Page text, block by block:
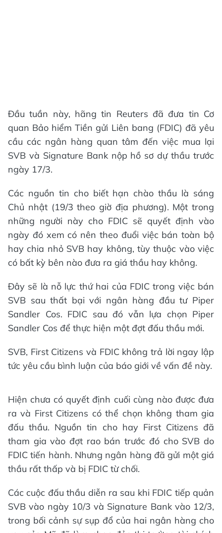
Đầu tuần này, hãng tin Reuters đã đưa tin Cơ
quan Bảo hiểm Tiền gửi Liên bang (FDIC) đã yêu
cầu các ngân hàng quan tâm đến việc mua lại
SVB và Signature Bank nộp hồ sơ dự thầu trước
ngày 17/3.
Các nguồn tin cho biết hạn chào thầu là sáng
Chủ nhật (19/3 theo giờ địa phương). Một trong
những người này cho FDIC sẽ quyết định vào
ngày đó xem có nên theo đuổi việc bán toàn bộ
hay chia nhỏ SVB hay không, tùy thuộc vào việc
có bất kỳ bên nào đưa ra giá thầu hay không.
Đây sẽ là nỗ lực thứ hai của FDIC trong việc bán
SVB sau thất bại với ngân hàng đầu tư Piper
Sandler Cos. FDIC sau đó vẫn lựa chọn Piper
Sandler Cos để thực hiện một đợt đấu thầu mới.
SVB, First Citizens và FDIC không trả lời ngay lập
tức yêu cầu bình luận của báo giới về vấn đề này.
Hiện chưa có quyết định cuối cùng nào được đưa
ra và First Citizens có thể chọn không tham gia
đấu thầu. Nguồn tin cho hay First Citizens đã
tham gia vào đợt rao bán trước đó cho SVB do
FDIC tiến hành. Nhưng ngân hàng đã gửi một giá
thầu rất thấp và bị FDIC từ chối.
Các cuộc đấu thầu diễn ra sau khi FDIC tiếp quản
SVB vào ngày 10/3 và Signature Bank vào 12/3,
trong bối cảnh sự sụp đổ của hai ngân hàng cho